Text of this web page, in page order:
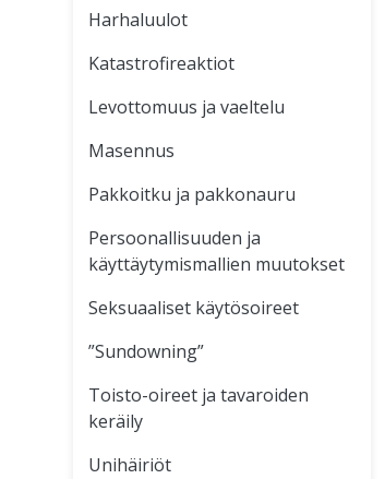
Harhaluulot
Katastrofireaktiot
Levottomuus ja vaeltelu
Masennus
Pakkoitku ja pakkonauru
Persoonallisuuden ja
käyttäytymismallien muutokset
Seksuaaliset käytösoireet
”Sundowning”
Toisto-oireet ja tavaroiden
keräily
Unihäiriöt